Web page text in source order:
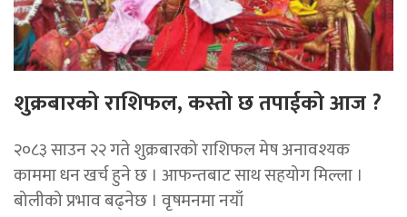
शुक्रबारको राशिफल, कस्तो छ तपाईको आज ?
२०८३ साउन २२ गते शुक्रबारको राशिफल मेष अनावश्यक
काममा धन खर्च हुने छ । आफन्तबाट साथ सहयोग मिल्ला ।
बोलीको प्रभाव बढ्नेछ । वृषमनमा नयाँ